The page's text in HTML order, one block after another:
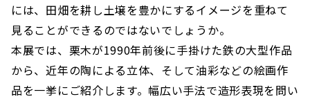
には、田畑を耕し土壌を豊かにするイメージを重ねて
見ることができるのではないでしょうか。
本展では、栗木が1990年前後に手掛けた鉄の大型作品
から、近年の陶による立体、そして油彩などの絵画作
品を一挙にご紹介します。幅広い手法で造形表現を問い